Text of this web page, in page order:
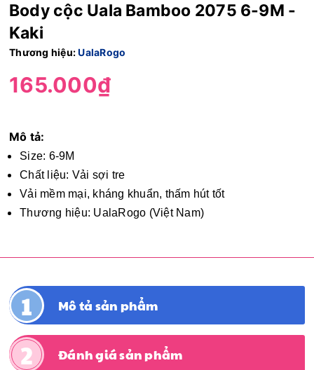
Body cộc Uala Bamboo 2075 6-9M -
Kaki
Thương hiệu:UalaRogo
165.000₫
Mô tả:
Size: 6-9M
Chất liệu: Vải sợi tre
Vải mềm mại, kháng khuẩn, thấm hút tốt
Thương hiệu: UalaRogo (Việt Nam)
Mô tả sản phẩm
Đánh giá sản phẩm